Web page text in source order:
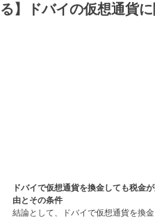
る】ドバイの仮想通貨
ドバイで仮想通貨を換金しても税金
由とその条件
結論として、ドバイで仮想通貨を換